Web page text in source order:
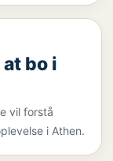
bo i
vil forstå
i Athen.